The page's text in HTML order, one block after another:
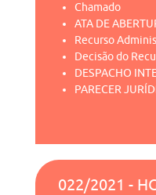
Chamado
ATA DE
Recurso
Decisão do
DESPACHO
PARECER
022/2021 -